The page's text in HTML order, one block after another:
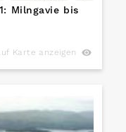
Milngavie bis
Karte anzeigen